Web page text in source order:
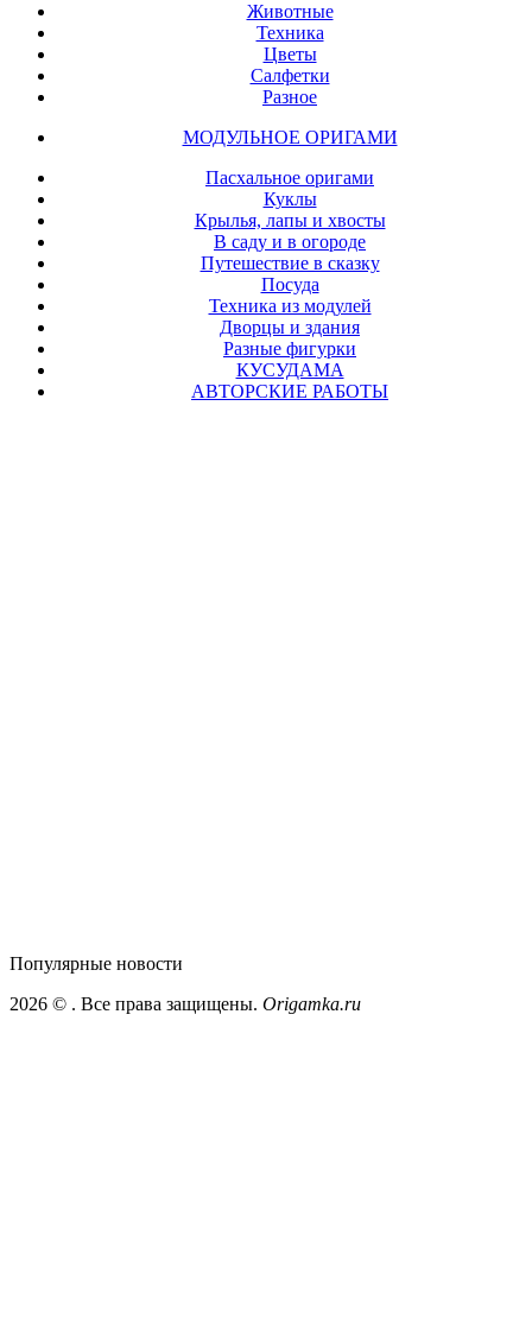
Животные
Техника
Цветы
Салфетки
Разное
МОДУЛЬНОЕ ОРИГАМИ
Пасхальное оригами
Куклы
Крылья, лапы и хвосты
В саду и в огороде
Путешествие в сказку
Посуда
Техника из модулей
Дворцы и здания
Разные фигурки
КУСУДАМА
АВТОРСКИЕ РАБОТЫ
Популярные новости
2026 © . Все права защищены. Origamka.ru